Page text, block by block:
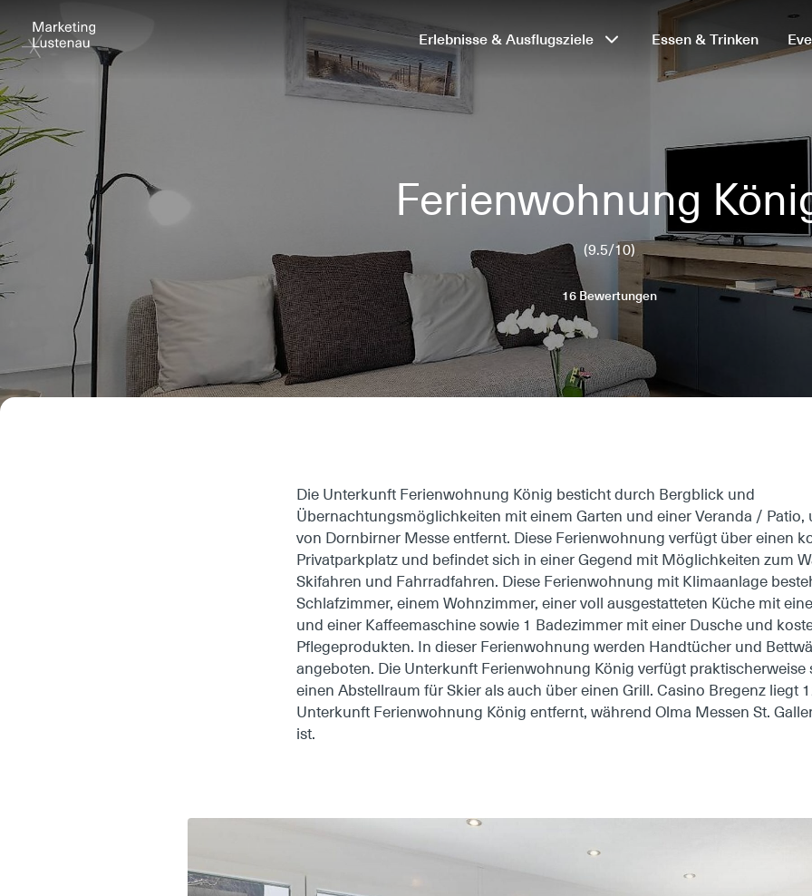
Erlebnisse & Ausflugsziele Essen & Trinken
Ferienwohnung
(9.5/10)
16 Bewertungen
Die Unterkunft Ferienwohnung König besticht durch Bergblick und
Übernachtungsmöglichkeiten mit einem Garten und einer Veranda / Patio,
von Dornbirner Messe entfernt. Diese Ferienwohnung verfügt über einen
Privatparkplatz und befindet sich in einer Gegend mit Möglichkeiten zum
Skifahren und Fahrradfahren. Diese Ferienwohnung mit Klimaanlage
Schlafzimmer, einem Wohnzimmer, einer voll ausgestatteten Küche mit
und einer Kaffeemaschine sowie 1 Badezimmer mit einer Dusche und
Pflegeprodukten. In dieser Ferienwohnung werden Handtücher und
angeboten. Die Unterkunft Ferienwohnung König verfügt praktischerweise
einen Abstellraum für Skier als auch über einen Grill. Casino Bregenz liegt
Unterkunft Ferienwohnung König entfernt, während Olma Messen St.
ist.